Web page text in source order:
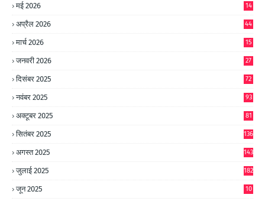
मई 2026
14
अप्रैल 2026 44
मार्च 2026 15
जनवरी 2026 27
दिसंबर 2025 72
नवंबर 2025 93
अक्टूबर 2025 81
सितंबर 2025 136
अगस्त 2025 143
जुलाई 2025 182
जून 2025
10